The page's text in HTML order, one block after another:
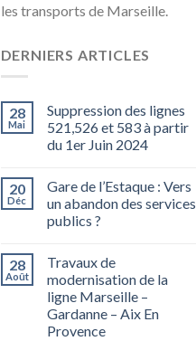
les transports de Marseille.
DERNIERS ARTICLES
28
Mai
Suppression des lignes
521,526 et 583 à partir
du 1er Juin 2024
20
Déc
Gare de l’Estaque : Vers
un abandon des services
publics ?
28
Août
Travaux de
modernisation de la
ligne Marseille –
Gardanne – Aix En
Provence